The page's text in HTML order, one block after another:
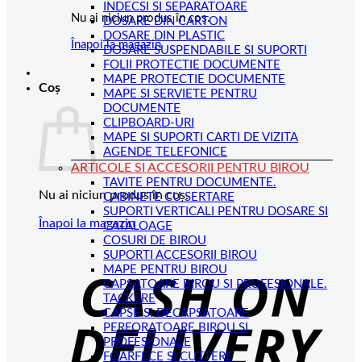
Nu ai niciun produs în coș.
Înapoi la magazin
Coș
Nu ai niciun produs în coș.
Înapoi la magazin
INDECSI SI SEPARATOARE
DOSARE DIN CARTON
DOSARE DIN PLASTIC
DOSARE SUSPENDABILE SI SUPORTI
FOLII PROTECTIE DOCUMENTE
MAPE PROTECTIE DOCUMENTE
MAPE SI SERVIETE PENTRU
DOCUMENTE
CLIPBOARD-URI
MAPE SI SUPORTI CARTI DE VIZITA
AGENDE TELEFONICE
ARTICOLE SI ACCESORII PENTRU BIROU
TAVITE PENTRU DOCUMENTE.
CABINETE CU SERTARE
SUPORTI VERTICALI PENTRU DOSARE SI
CATALOAGE
COSURI DE BIROU
SUPORTI ACCESORII BIROU
MAPE PENTRU BIROU
CAPSATOARE BIROU SI PROFESIONALE.
TACKERE
CAPSE SI DECAPSATOARE
PERFORATOARE BIROU SI
PROFESIONALE
FOARFECE SI CUTTERE